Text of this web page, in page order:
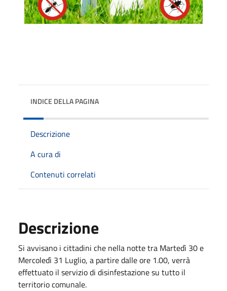
INDICE DELLA PAGINA
Descrizione
A cura di
Contenuti correlati
Descrizione
Si avvisano i cittadini che nella notte tra Martedì 30 e
Mercoledì 31 Luglio, a partire dalle ore 1.00, verrà
effettuato il servizio di disinfestazione su tutto il
territorio comunale.